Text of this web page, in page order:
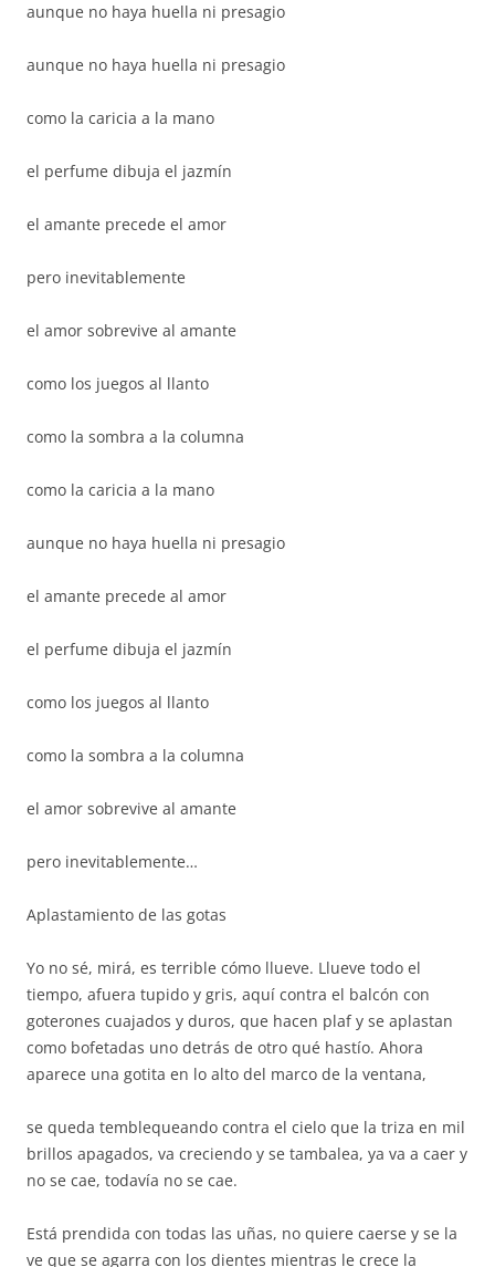
aunque no haya huella ni presagio
aunque no haya huella ni presagio
como la caricia a la mano
el perfume dibuja el jazmín
el amante precede el amor
pero inevitablemente
el amor sobrevive al amante
como los juegos al llanto
como la sombra a la columna
como la caricia a la mano
aunque no haya huella ni presagio
el amante precede al amor
el perfume dibuja el jazmín
como los juegos al llanto
como la sombra a la columna
el amor sobrevive al amante
pero inevitablemente…
Aplastamiento de las gotas
Yo no sé, mirá, es terrible cómo llueve. Llueve todo el
tiempo, afuera tupido y gris, aquí contra el balcón con
goterones cuajados y duros, que hacen plaf y se aplastan
como bofetadas uno detrás de otro qué hastío. Ahora
aparece una gotita en lo alto del marco de la ventana,
se queda temblequeando contra el cielo que la triza en mil
brillos apagados, va creciendo y se tambalea, ya va a caer y
no se cae, todavía no se cae.
Está prendida con todas las uñas, no quiere caerse y se la
ve que se agarra con los dientes mientras le crece la